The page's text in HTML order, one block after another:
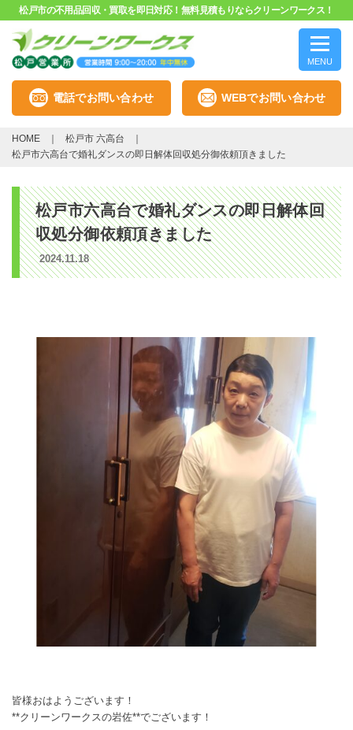
松戸市の不用品回収・買取を即日対応！無料見積もりならクリーンワークス！
MENU
電話でお問い合わせ WEBでお問い合わせ
HOME
松戸市 六高台
松戸市六高台で婚礼ダンスの即日解体回収処分御依頼頂きました
松戸市六高台で婚礼ダンスの即日解体回
収処分御依頼頂きました
2024.11.18
皆様おはようございます！
**クリーンワークスの岩佐**でございます！